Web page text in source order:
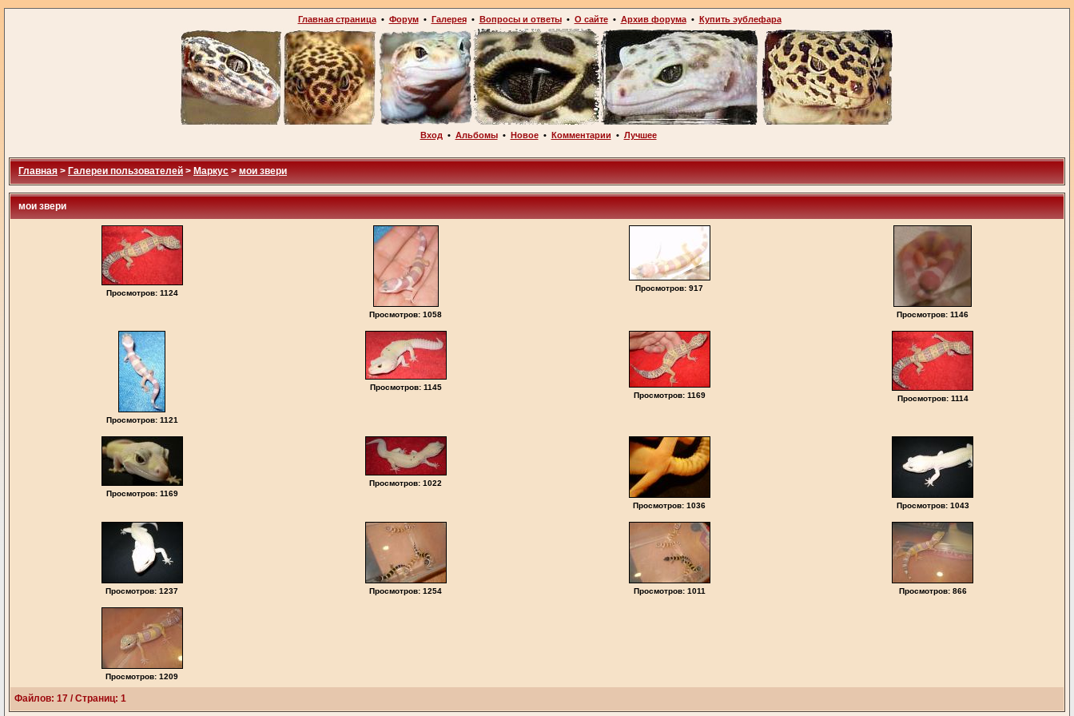
Главная страница• Форум• Галерея• Вопросы и ответы• О сайте• Архив форума• Купить эублефара
Вход • Альбомы• Новое• Комментарии • Лучшее
Главная > Галереи пользователей > Маркус > мои звери
мои звери
Просмотров: 1124
Просмотров: 1058
Просмотров: 917
Просмотров: 1146
Просмотров: 1121
Просмотров: 1145
Просмотров: 1169
Просмотров: 1114
Просмотров: 1169
Просмотров: 1022
Просмотров: 1036 Просмотров: 1043
Просмотров: 1237 Просмотров: 1254 Просмотров: 1011 Просмотров: 866
Просмотров: 1209
Файлов: 17 / Страниц: 1